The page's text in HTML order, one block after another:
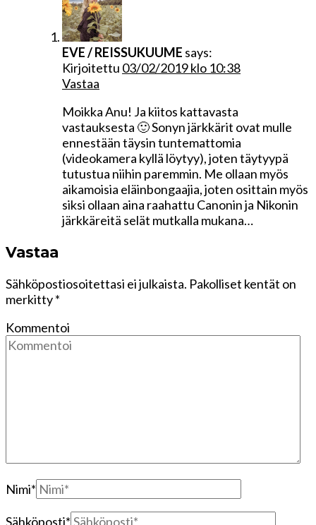
EVE / REISSUKUUME says:
Kirjoitettu 03/02/2019 klo 10:38
Vastaa
Moikka Anu! Ja kiitos kattavasta
vastauksesta 🙂 Sonyn järkkärit ovat mulle
ennestään täysin tuntemattomia
(videokamera kyllä löytyy), joten täytyypä
tutustua niihin paremmin. Me ollaan myös
aikamoisia eläinbongaajia, joten osittain myös
siksi ollaan aina raahattu Canonin ja Nikonin
järkkäreitä selät mutkalla mukana…
Vastaa
Sähköpostiosoitettasi ei julkaista. Pakolliset kentät on
merkitty*
Kommentoi
Nimi*
Sähköposti*